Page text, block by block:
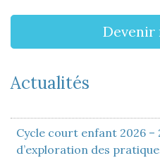
Devenir
Actualités
Cycle court enfant 2026 –
d’exploration des